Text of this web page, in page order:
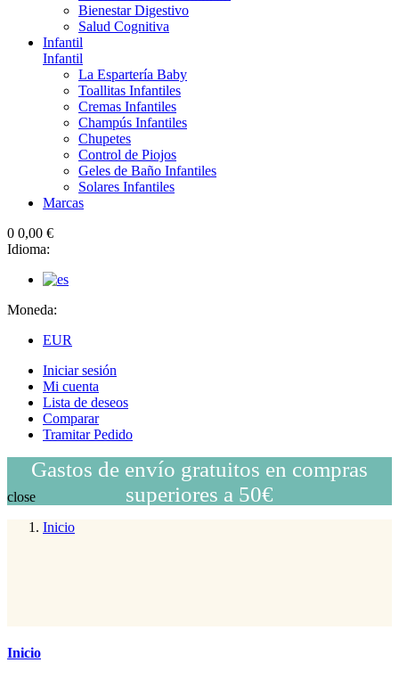
Bienestar Digestivo
Salud Cognitiva
Infantil
Infantil
La Espartería Baby
Toallitas Infantiles
Cremas Infantiles
Champús Infantiles
Chupetes
Control de Piojos
Geles de Baño Infantiles
Solares Infantiles
Marcas
0 0,00 €
Idioma:
Moneda:
EUR
Iniciar sesión
Mi cuenta
Lista de deseos
Comparar
Tramitar Pedido
Gastos de envío gratuitos en compras
superiores a 50€
close
Inicio
Inicio